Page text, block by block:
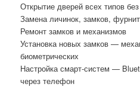
Открытие дверей всех типов
Замена личинок, замков,
Ремонт замков и механизмов
Установка новых замков —
биометрических
Настройка смарт-систем —
через телефон